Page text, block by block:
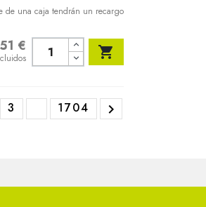
de una caja tendrán un recargo
€ 
3 1704 